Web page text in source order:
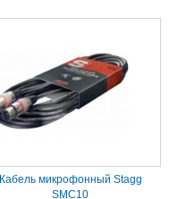
Кабель микрофонный Stagg
SMC10